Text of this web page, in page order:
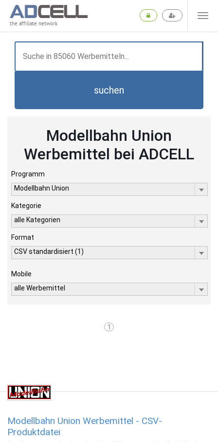
the affiliate network
suchen
Modellbahn Union
Werbemittel bei ADCELL
Programm
Modellbahn Union
Kategorie
alle Kategorien
Format
CSV standardisiert (1)
Mobile
alle Werbemittel
1
Modellbahn Union Werbemittel - CSV-
Produktdatei